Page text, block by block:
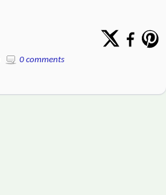
0 comments